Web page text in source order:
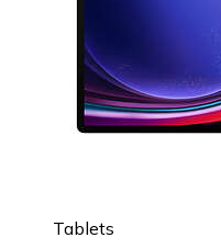
Tablets